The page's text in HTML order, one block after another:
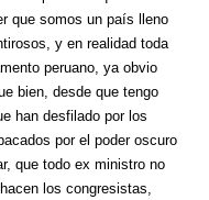
que somos un país lleno
y en realidad toda
peruano, ya obvio
bien, desde que tengo
han desfilado por los
por el poder oscuro
que todo ex ministro no
los congresistas,